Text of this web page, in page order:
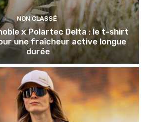
NON CLASSÉ
x Polartec Delta : le t-shirt
une fraîcheur active longue
durée